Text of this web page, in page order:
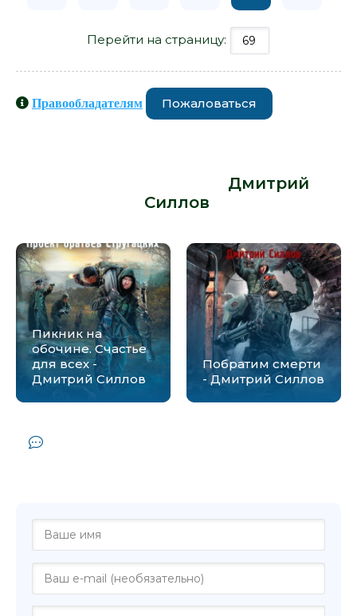
Перейти на страницу:
Правообладателям Пожаловаться
Дмитрий
Силлов
Пикник на
обочине. Счастье
для всех -
Дмитрий Силлов
Побратим смерти
- Дмитрий Силлов